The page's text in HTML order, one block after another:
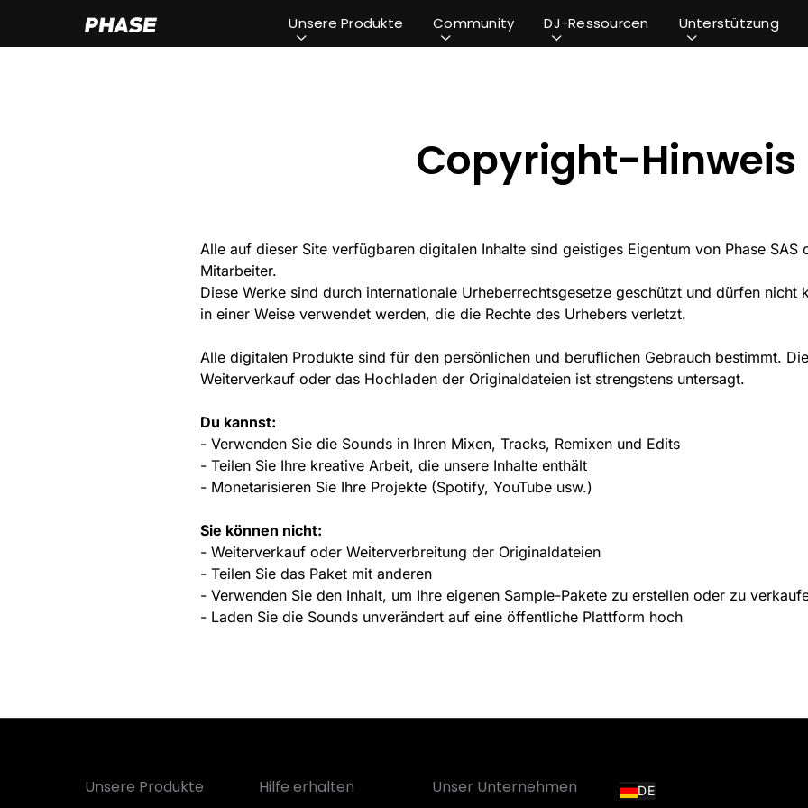
Unsere Produkte Community DJ-Ressourcen Unterstützung
Copyright-Hinweis
Alle auf dieser Site verfügbaren digitalen Inhalte sind geistiges Eigentum von Phase SAS
Mitarbeiter.
Diese Werke sind durch internationale Urheberrechtsgesetze geschützt und dürfen
in einer Weise verwendet werden, die die Rechte des Urhebers verletzt.
Alle digitalen Produkte sind für den persönlichen und beruflichen Gebrauch bestimmt.
Weiterverkauf oder das Hochladen der Originaldateien ist strengstens untersagt.
Du kannst:
- Verwenden Sie die Sounds in Ihren Mixen, Tracks, Remixen und Edits
- Teilen Sie Ihre kreative Arbeit, die unsere Inhalte enthält
- Monetarisieren Sie Ihre Projekte (Spotify, YouTube usw.)
Sie können nicht:
- Weiterverkauf oder Weiterverbreitung der Originaldateien
- Teilen Sie das Paket mit anderen
- Verwenden Sie den Inhalt, um Ihre eigenen Sample-Pakete zu erstellen oder zu
- Laden Sie die Sounds unverändert auf eine öffentliche Plattform hoch
Unsere Produkte Hilfe erhalten Unser Unternehmen DE